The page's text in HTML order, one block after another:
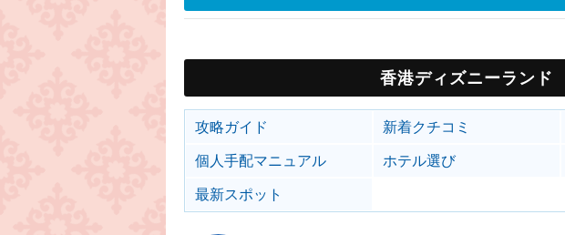
香港ディズニーランド
攻略ガイド 新着クチコミ
個人手配マニュアル
ホテル選び
最新スポット